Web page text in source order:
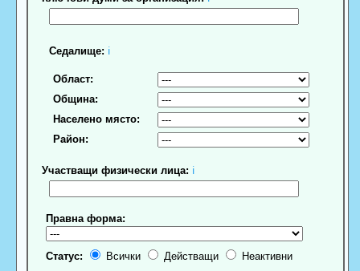
Седалище: ℹ
Област:
Община:
Населено място:
Район:
Участващи физически лица: ℹ
Правна форма:
Статус: Всички Действащи
Неактивни